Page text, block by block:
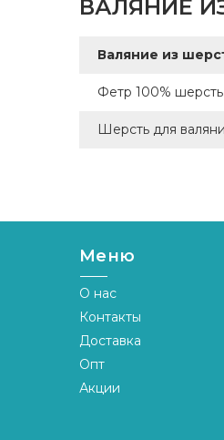
ВАЛЯНИЕ
Валяние из
Фетр 100%
Шерсть для
Меню
О нас
Контакты
Доставка
Опт
Акции